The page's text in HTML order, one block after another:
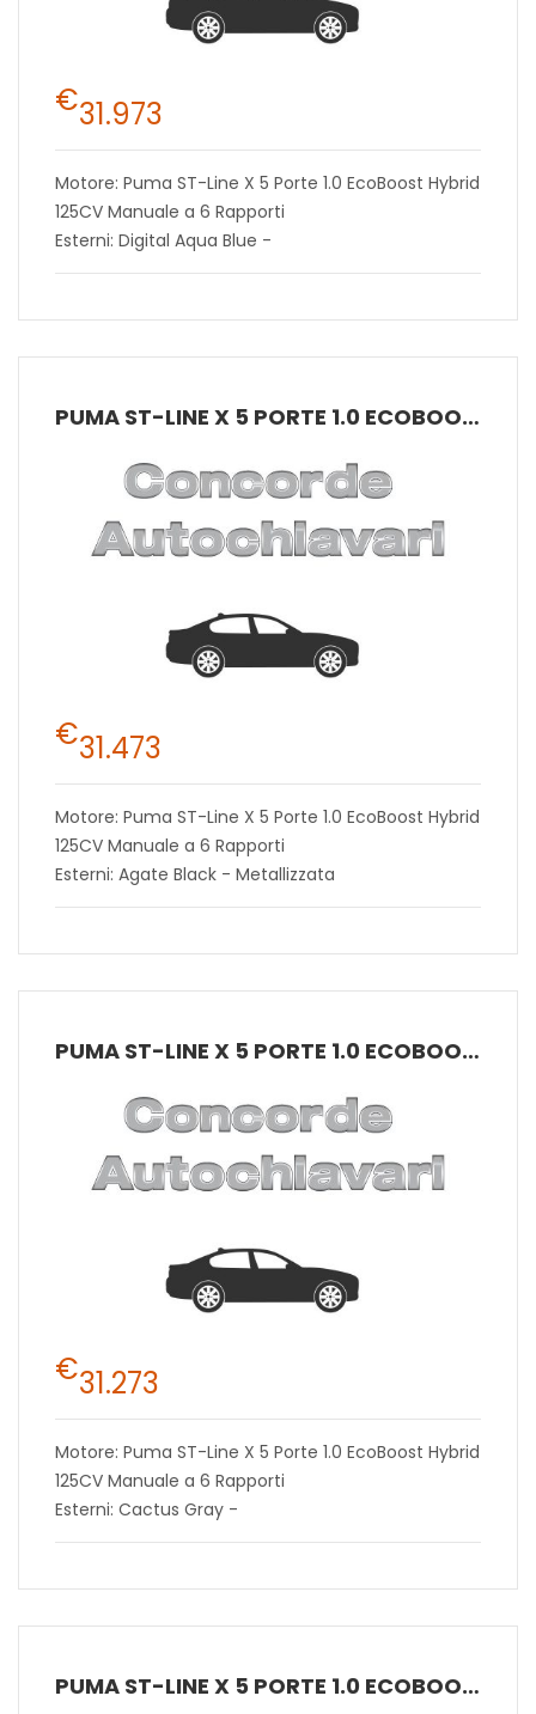
€31.973
Motore: Puma ST-Line X 5 Porte 1.0 EcoBoost Hybrid
125CV Manuale a 6 Rapporti
Esterni: Digital Aqua Blue -
PUMA ST-LINE X 5 PORTE 1.0 ECOBOOST HYBRID 125CV MANUALE A 6 RAPPORTI
€31.473
Motore: Puma ST-Line X 5 Porte 1.0 EcoBoost Hybrid
125CV Manuale a 6 Rapporti
Esterni: Agate Black - Metallizzata
PUMA ST-LINE X 5 PORTE 1.0 ECOBOOST HYBRID 125CV MANUALE A 6 RAPPORTI
€31.273
Motore: Puma ST-Line X 5 Porte 1.0 EcoBoost Hybrid
125CV Manuale a 6 Rapporti
Esterni: Cactus Gray -
PUMA ST-LINE X 5 PORTE 1.0 ECOBOOST HYBRID 125CV MANUALE A 6 RAPPORTI